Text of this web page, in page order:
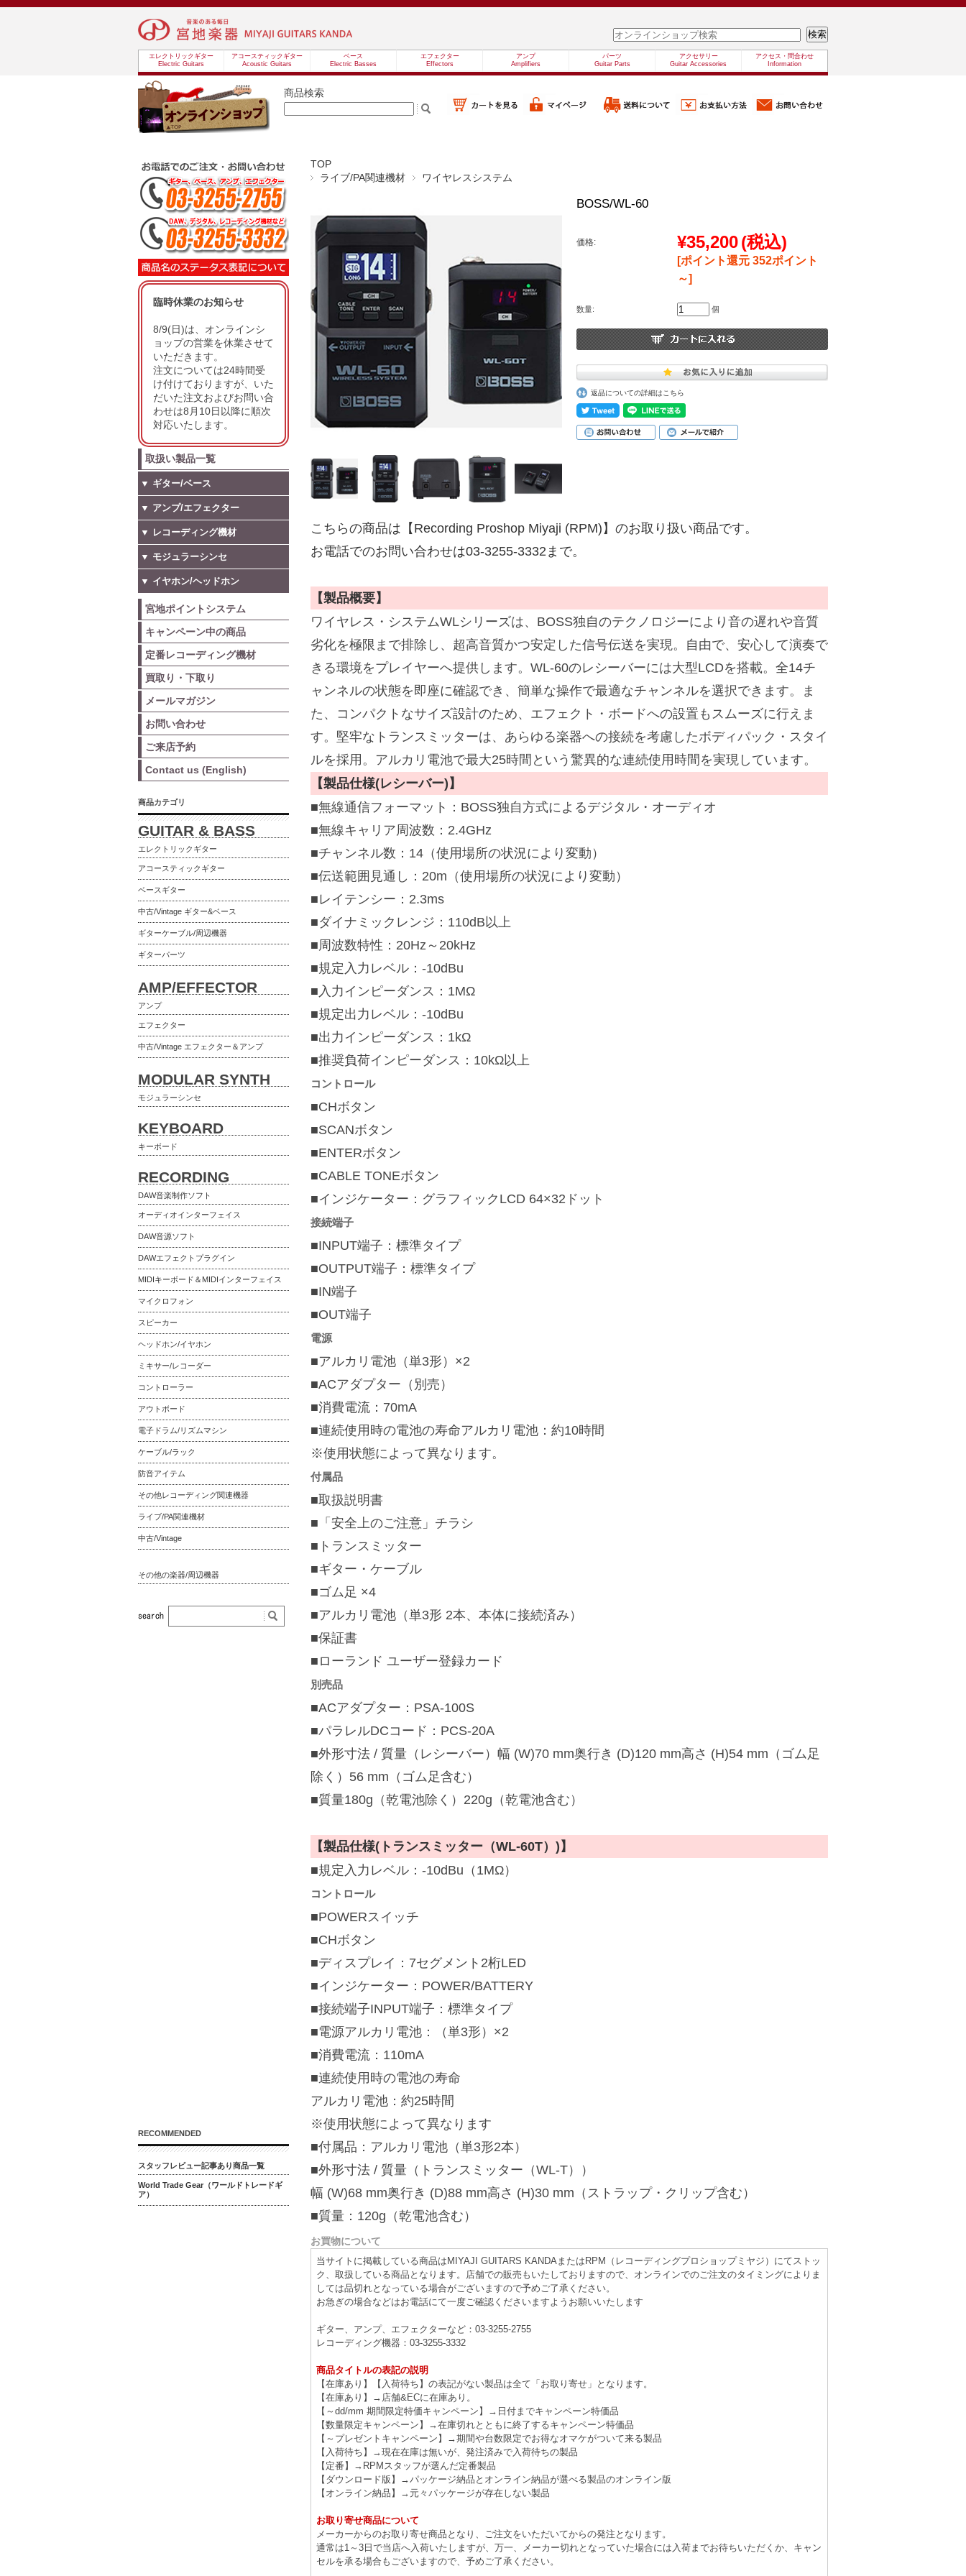
エレクトリックギター
Electric Guitars
アコースティックギター
Acoustic Guitars
ベース
Electric Basses
エフェクター
Effectors
アンプ
Amplifiers
パーツ
Guitar Parts
アクセサリー
Guitar Accessories
アクセス・問合わせ
Information
商品検索
TOP
ライブ/PA関連機材
ワイヤレスシステム
BOSS/WL-60
価格: ¥35,200(税込)
[ポイント還元 352ポイント
～]
数量: 個
返品についての詳細はこちら
こちらの商品は【Recording Proshop Miyaji (RPM)】のお取り扱い商品です。
お電話でのお問い合わせは03-3255-3332まで。
【製品概要】
ワイヤレス・システムWLシリーズは、BOSS独自のテクノロジーにより音の遅れや音質
劣化を極限まで排除し、超高音質かつ安定した信号伝送を実現。自由で、安心して演奏で
きる環境をプレイヤーへ提供します。WL-60のレシーバーには大型LCDを搭載。全14チ
ャンネルの状態を即座に確認でき、簡単な操作で最適なチャンネルを選択できます。ま
た、コンパクトなサイズ設計のため、エフェクト・ボードへの設置もスムーズに行えま
す。堅牢なトランスミッターは、あらゆる楽器への接続を考慮したボディパック・スタイ
ルを採用。アルカリ電池で最大25時間という驚異的な連続使用時間を実現しています。
【製品仕様(レシーバー)】
■無線通信フォーマット：BOSS独自方式によるデジタル・オーディオ
■無線キャリア周波数：2.4GHz
■チャンネル数：14（使用場所の状況により変動）
■伝送範囲見通し：20m（使用場所の状況により変動）
■レイテンシー：2.3ms
■ダイナミックレンジ：110dB以上
■周波数特性：20Hz～20kHz
■規定入力レベル：-10dBu
■入力インピーダンス：1MΩ
■規定出力レベル：-10dBu
■出力インピーダンス：1kΩ
■推奨負荷インピーダンス：10kΩ以上
コントロール
■CHボタン
■SCANボタン
■ENTERボタン
■CABLE TONEボタン
■インジケーター：グラフィックLCD 64×32ドット
接続端子
■INPUT端子：標準タイプ
■OUTPUT端子：標準タイプ
■IN端子
■OUT端子
電源
■アルカリ電池（単3形）×2
■ACアダプター（別売）
■消費電流：70mA
■連続使用時の電池の寿命アルカリ電池：約10時間
※使用状態によって異なります。
付属品
■取扱説明書
■「安全上のご注意」チラシ
■トランスミッター
■ギター・ケーブル
■ゴム足 ×4
■アルカリ電池（単3形 2本、本体に接続済み）
■保証書
■ローランド ユーザー登録カード
別売品
■ACアダプター：PSA-100S
■パラレルDCコード：PCS-20A
■外形寸法 / 質量（レシーバー）幅 (W)70 mm奥行き (D)120 mm高さ (H)54 mm（ゴム足
除く）56 mm（ゴム足含む）
■質量180g（乾電池除く）220g（乾電池含む）
【製品仕様(トランスミッター（WL-60T）)】
■規定入力レベル：-10dBu（1MΩ）
コントロール
■POWERスイッチ
■CHボタン
■ディスプレイ：7セグメント2桁LED
■インジケーター：POWER/BATTERY
■接続端子INPUT端子：標準タイプ
■電源アルカリ電池：（単3形）×2
■消費電流：110mA
■連続使用時の電池の寿命
アルカリ電池：約25時間
※使用状態によって異なります
■付属品：アルカリ電池（単3形2本）
■外形寸法 / 質量（トランスミッター（WL-T））
幅 (W)68 mm奥行き (D)88 mm高さ (H)30 mm（ストラップ・クリップ含む）
■質量：120g（乾電池含む）
お買物について
当サイトに掲載している商品はMIYAJI GUITARS KANDAまたはRPM（レコーディングプロショップミヤジ）にてストッ
ク、取扱している商品となります。店舗での販売もいたしておりますので、オンラインでのご注文のタイミングによりま
しては品切れとなっている場合がございますので予めご了承ください。
お急ぎの場合などはお電話にて一度ご確認くださいますようお願いいたします
ギター、アンプ、エフェクターなど：03-3255-2755
レコーディング機器：03-3255-3332
商品タイトルの表記の説明
【在庫あり】【入荷待ち】の表記がない製品は全て「お取り寄せ」となります。
【在庫あり】→店舗&ECに在庫あり。
【～dd/mm 期間限定特価キャンペーン】→日付までキャンペーン特価品
【数量限定キャンペーン】→在庫切れとともに終了するキャンペーン特価品
【～プレゼントキャンペーン】→期間や台数限定でお得なオマケがついて来る製品
【入荷待ち】→現在在庫は無いが、発注済みで入荷待ちの製品
【定番】→RPMスタッフが選んだ定番製品
【ダウンロード版】→パッケージ納品とオンライン納品が選べる製品のオンライン版
【オンライン納品】→元々パッケージが存在しない製品
お取り寄せ商品について
メーカーからのお取り寄せ商品となり、ご注文をいただいてからの発注となります。
通常は1～3日で当店へ入荷いたしますが、万一、メーカー切れとなっていた場合には入荷までお待ちいただくか、キャン
セルを承る場合もございますので、予めご了承ください。
臨時休業のお知らせ
8/9(日)は、オンラインシ
ョップの営業を休業させて
いただきます。
注文については24時間受
け付けておりますが、いた
だいた注文およびお問い合
わせは8月10日以降に順次
対応いたします。
取扱い製品一覧
▼ ギター/ベース
▼ アンプ/エフェクター
▼ レコーディング機材
▼ モジュラーシンセ
▼ イヤホン/ヘッドホン
宮地ポイントシステム
キャンペーン中の商品
定番レコーディング機材
買取り・下取り
メールマガジン
お問い合わせ
ご来店予約
Contact us (English)
商品カテゴリ
GUITAR & BASS
エレクトリックギター
アコースティックギター
ベースギター
中古/Vintage ギター&ベース
ギターケーブル/周辺機器
ギターパーツ
AMP/EFFECTOR
アンプ
エフェクター
中古/Vintage エフェクター＆アンプ
MODULAR SYNTH
モジュラーシンセ
KEYBOARD
キーボード
RECORDING
DAW音楽制作ソフト
オーディオインターフェイス
DAW音源ソフト
DAWエフェクトプラグイン
MIDIキーボード＆MIDIインターフェイス
マイクロフォン
スピーカー
ヘッドホン/イヤホン
ミキサー/レコーダー
コントローラー
アウトボード
電子ドラム/リズムマシン
ケーブル/ラック
防音アイテム
その他レコーディング関連機器
ライブ/PA関連機材
中古/Vintage
その他の楽器/周辺機器
RECOMMENDED
スタッフレビュー記事あり商品一覧
World Trade Gear（ワールドトレードギ
ア）